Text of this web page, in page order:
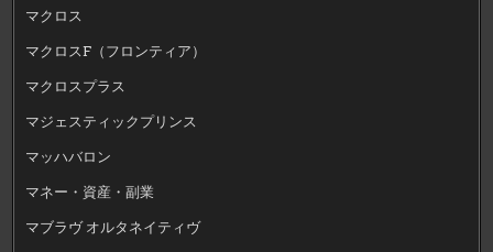
マクロス
マクロスF（フロンティア）
マクロスプラス
マジェスティックプリンス
マッハバロン
マネー・資産・副業
マブラヴ オルタネイティヴ